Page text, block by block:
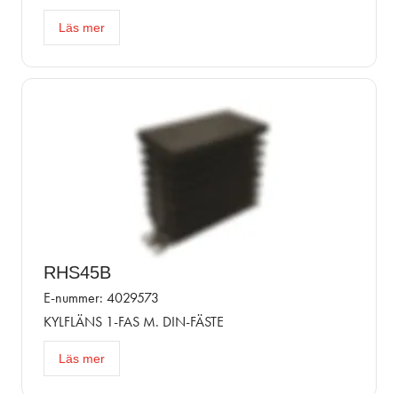
Läs mer
RHS45B
E-nummer: 4029573
KYLFLÄNS 1-FAS M. DIN-FÄSTE
Läs mer